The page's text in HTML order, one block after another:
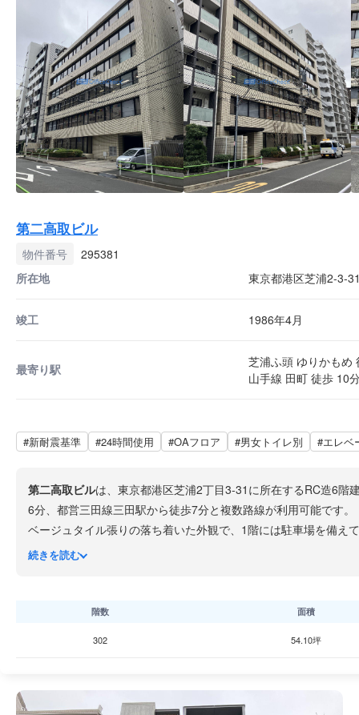
第二高取ビル
物件番号
295381
所在地
東京都港区芝浦2-3-
竣工 1986年4月
最寄り駅
芝浦ふ頭 ゆりかもめ
山手線 田町 徒歩 10
#新耐震基準 #24時間使用 #OAフロア #男女トイレ別 #エレベ
第二高取ビルは、東京都港区芝浦2丁目3-31に所在するRC造6階
6分、都営三田線三田駅から徒歩7分と複数路線が利用可能です。
ベージュタイル張りの落ち着いた外観で、1階には駐車場を備
フロアは約135坪の広さがあります。
続きを読む
階数 面積
302 54.10坪